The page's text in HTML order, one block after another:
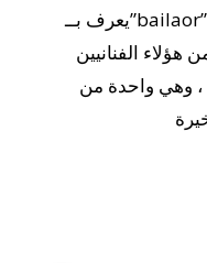
يعرف بــ”bailaor” و “palmero” من إشبيلية. ولد
هؤلاء الفنانيين
، وهي واحدة من